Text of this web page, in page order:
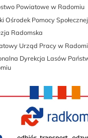
Powiatowe w Radomiu
Ośrodek Pomocy
Radomska
Urząd Pracy w
Dyrekcja Lasów